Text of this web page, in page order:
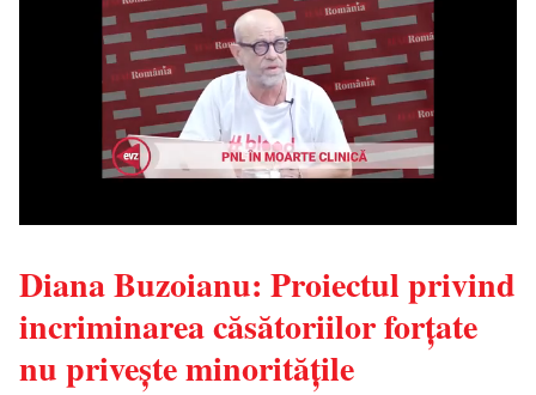
Diana Buzoianu: Proiectul privind
incriminarea căsătoriilor forţate
nu priveşte minorităţile